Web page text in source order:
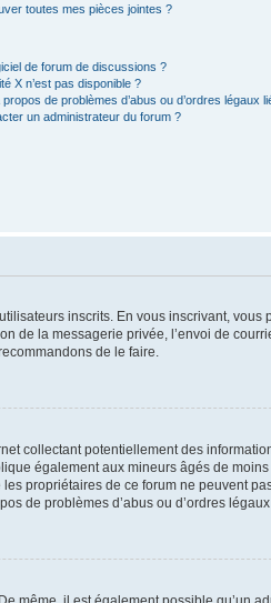
toutes mes pièces jointes ?
de forum de discussions ?
X n’est pas disponible ?
de problèmes d’abus ou d’ordres légaux
un administrateur du forum ?
inscrits. En vous inscrivant,
de la messagerie privée, l’envoi de
de le faire.
collectant potentiellement des
également aux mineurs âgés de
propriétaires de ce forum ne peuvent
de problèmes d’abus ou d’ordres légaux